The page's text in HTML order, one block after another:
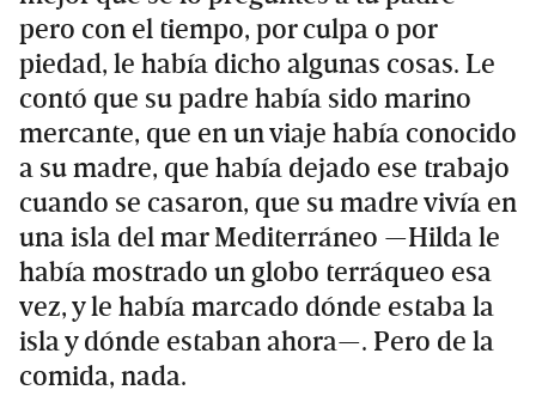
pero con el tiempo, por culpa o por
piedad, le había dicho algunas cosas. Le
contó que su padre había sido marino
mercante, que en un viaje había conocido
a su madre, que había dejado ese trabajo
cuando se casaron, que su madre vivía en
una isla del mar Mediterráneo —Hilda le
había mostrado un globo terráqueo esa
vez, y le había marcado dónde estaba la
isla y dónde estaban ahora—. Pero de la
comida, nada.­